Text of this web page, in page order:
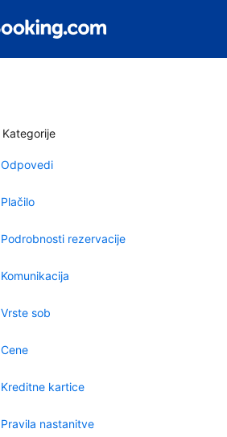
Kategorije
Odpovedi
Plačilo
Podrobnosti rezervacije
Komunikacija
Vrste sob
Cene
Kreditne kartice
Pravila nastanitve